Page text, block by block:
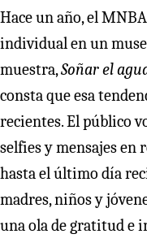
Hace un año, el
individual en un
muestra,Soñar el
consta que esa
recientes. El público
selfies y mensajes en
hasta el último día
madres, niños y
una ola de gratitud e